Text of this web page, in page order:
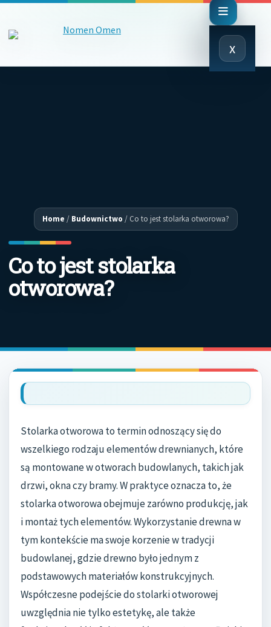
x
Close
Menu
Home / Budownictwo / Co to jest stolarka otworowa?
Co to jest stolarka
otworowa?
Stolarka otworowa to termin odnoszący się do
wszelkiego rodzaju elementów drewnianych, które
są montowane w otworach budowlanych, takich jak
drzwi, okna czy bramy. W praktyce oznacza to, że
stolarka otworowa obejmuje zarówno produkcję, jak
i montaż tych elementów. Wykorzystanie drewna w
tym kontekście ma swoje korzenie w tradycji
budowlanej, gdzie drewno było jednym z
podstawowych materiałów konstrukcyjnych.
Współczesne podejście do stolarki otworowej
uwzględnia nie tylko estetykę, ale także